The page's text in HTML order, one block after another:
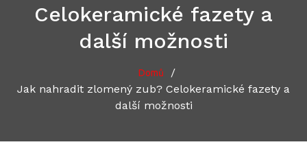
Celokeramické fazety a
další možnosti
Domů
/
Jak nahradit zlomený zub? Celokeramické fazety a
další možnosti